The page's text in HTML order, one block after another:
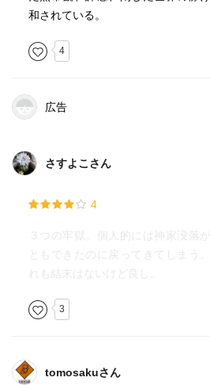
和されている。
4
広告
さすよこさん
4
３つの牢獄。個人的には神家没落
ともできたのに戻ってきてしまう
れも結末はないけど良し。
3
tomosakuさん